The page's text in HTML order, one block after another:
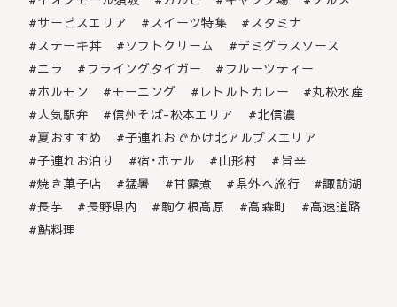
サービスエリア
スイーツ特集
スタミナ
ステーキ丼
ソフトクリーム
デミグラスソース
ニラ
フライングタイガー
フルーツティー
ホルモン
モーニング レトルトカレー
丸松水産
人気駅弁
信州そば-松本エリア
北信濃
夏おすすめ
子連れおでかけ北アルプスエリア
子連れお泊り
宿･ホテル 山形村
旨辛
焼き菓子店
猛暑 甘露煮 県外へ旅行
諏訪湖
長芋
長野県内 駒ケ根高原 高森町
高速道路
鮎料理